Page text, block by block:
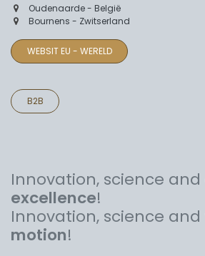
Oudenaarde - België
Bournens - Zwitserland
WEBSIT EU - WERELD
B2B
Innovation, science and
excellence!
Innovation, science and
motion!